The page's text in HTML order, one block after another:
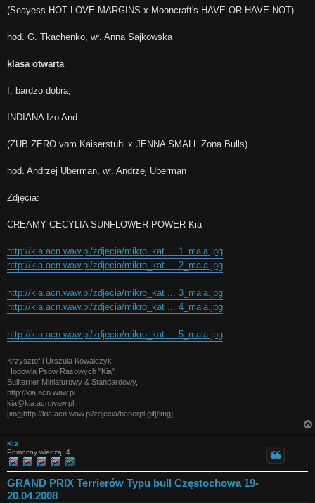
(Seayess HOT LOVE MARGINS x Mooncraft's HAVE OR HAVE NOT)
hod. G. Tkachenko, wł. Anna Sajkowska
klasa otwarta
I, bardzo dobra,
INDIANA Izo And
(ZUB ZERO vom Kaiserstuhl x JENNA SMALL Zona Bulls)
hod. Andrzej Uberman, wł. Andrzej Uberman
Zdjęcia:
CREAMY CECYLIA SUNFLOWER POWER Kia
http://kia.acn.waw.pl/zdjecia/mikro_kat ... 1_mala.jpg
http://kia.acn.waw.pl/zdjecia/mikro_kat ... 2_mala.jpg
http://kia.acn.waw.pl/zdjecia/mikro_kat ... 3_mala.jpg
http://kia.acn.waw.pl/zdjecia/mikro_kat ... 4_mala.jpg
http://kia.acn.waw.pl/zdjecia/mikro_kat ... 5_mala.jpg
Krzysztof i Urszula Kowalczyk
Hodowla Psów Rasowych "Kia"
Bullterrier Miniaturowy & Standardowy,
http://kia.acn.waw.pl
kia@kia.acn.waw.pl
[img]http://kia.acn.waw.pl/zdjecia/banerpl.gif[/img]
Kia
Pomocny wiedzą: 4
GRAND PRIX Terrierów Typu bull Częstochowa 19-
20.04.2008